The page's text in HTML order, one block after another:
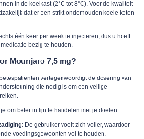
in de koelkast (2°C tot 8°C). Voor de kwaliteit
dat er een strikt onderhouden koele keten
één keer per week te injecteren, dus u hoeft
bezig te houden.
Mounjaro 7,5 mg?
vertegenwoordigt de dosering van
die nodig is om een veilige
je om beter in lijn te handelen met je doelen.
De gebruiker voelt zich voller, waardoor
voedingsgewoonten vol te houden.